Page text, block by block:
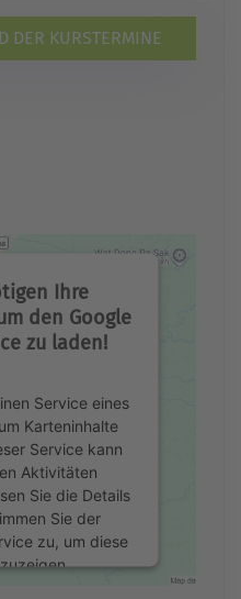
DER KURSTERMINE
Ihre
den Google
zu laden!
Service eines
Karteninhalte
Service kann
Aktivitäten
Sie die Details
Sie der
zu, um diese